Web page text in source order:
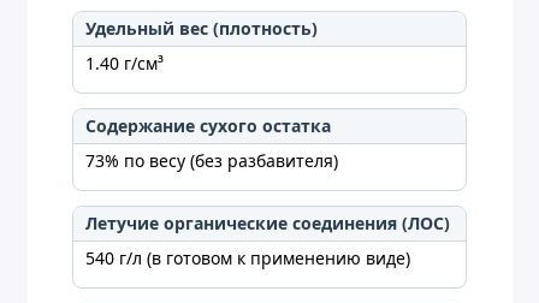
Удельный вес (плотность)
1.40 г/см³
Содержание сухого остатка
73% по весу (без разбавителя)
Летучие органические соединения (ЛОС)
540 г/л (в готовом к применению виде)